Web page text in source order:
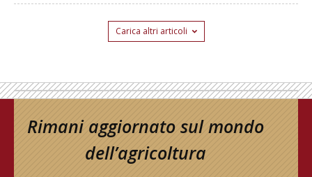
Carica altri articoli
Rimani aggiornato sul mondo
dell’agricoltura